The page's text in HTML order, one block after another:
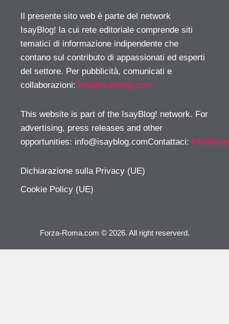
Il presente sito web è parte del network
IsayBlog! la cui rete editoriale comprende siti
tematici di informazione indipendente che
contano sul contributo di appassionati ed esperti
del settore. Per pubblicità, comunicati e
collaborazioni: info@isayblog.com
This website is part of the IsayBlog! network. For
advertising, press releases and other
opportunities: info@isayblog.comContattaci:
Dichiarazione sulla Privacy (UE)
Cookie Policy (UE)
Forza-Roma.com © 2026. All right reserverd.